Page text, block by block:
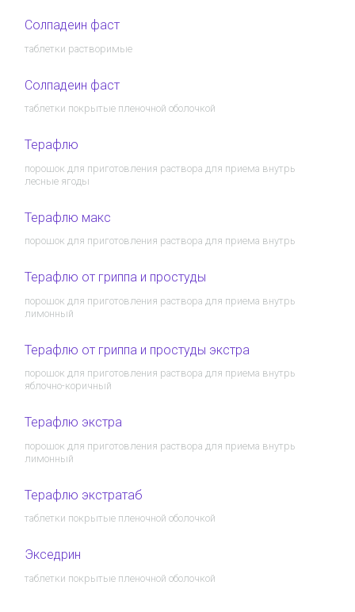
Солпадеин фаст
таблетки растворимые
Солпадеин фаст
таблетки покрытые пленочной оболочкой
Терафлю
порошок для приготовления раствора для приема внутрь
лесные ягоды
Терафлю макс
порошок для приготовления раствора для приема внутрь
Терафлю от гриппа и простуды
порошок для приготовления раствора для приема внутрь
лимонный
Терафлю от гриппа и простуды экстра
порошок для приготовления раствора для приема внутрь
яблочно-коричный
Терафлю экстра
порошок для приготовления раствора для приема внутрь
лимонный
Терафлю экстратаб
таблетки покрытые пленочной оболочкой
Экседрин
таблетки покрытые пленочной оболочкой